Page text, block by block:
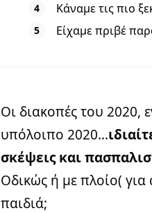
Κάναμε τις πιο
Είχαμε πριβέ
Οι διακοπές του 2020,
υπόλοιπο 2020…
σκέψεις και
Οδικώς ή με πλοίο(
παιδιά;